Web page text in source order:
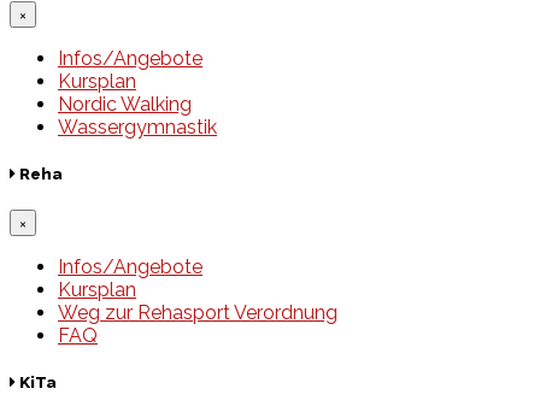
×
Infos/Angebote
Kursplan
Nordic Walking
Wassergymnastik
Reha
×
Infos/Angebote
Kursplan
Weg zur Rehasport Verordnung
FAQ
KiTa